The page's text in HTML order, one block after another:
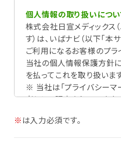
個人情報の取り扱いにつ
株式会社日宣メディックス
す）は、いばナビ（以下「本
ご利用になるお客様のプラ
当社の個人情報保護方針
を払ってこれを取り扱います
※ 当社は「プライバシーマ
者として認定されています。
※は入力必須です。